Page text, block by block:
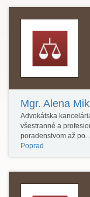
Mgr. Alena
Advokátska
všestranné a
poradenstvom až
Poprad